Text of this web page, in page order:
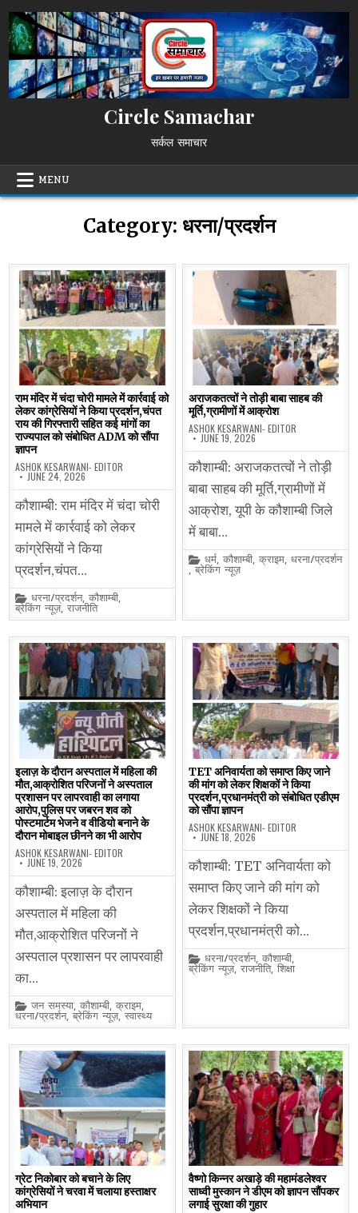
to
content
Circle Samachar
सर्कल समाचार
MENU
Category: धरना/प्रदर्शन
राम मंदिर में चंदा चोरी मामले में कार्रवाई को
लेकर कांग्रेसियों ने किया प्रदर्शन,चंपत
राय की गिरफ्तारी सहित कई मांगों का
राज्यपाल को संबोधित ADM को सौंपा
ज्ञापन
ASHOK KESARWANI- EDITOR
JUNE 24, 2026
कौशाम्बी: राम मंदिर में चंदा चोरी
मामले में कार्रवाई को लेकर
कांग्रेसियों ने किया
प्रदर्शन,चंपत…
Posted
in
धरना/प्रदर्शन,कौशाम्बी,
ब्रेकिंग न्यूज़,राजनीति
अराजकतत्वों ने तोड़ी बाबा साहब की
मूर्ति,ग्रामीणों में आक्रोश
ASHOK KESARWANI- EDITOR
JUNE 19, 2026
कौशाम्बी: अराजकतत्वों ने तोड़ी
बाबा साहब की मूर्ति,ग्रामीणों में
आक्रोश, यूपी के कौशाम्बी जिले
में बाबा…
Posted
in
धर्म,कौशाम्बी,क्राइम,धरना/प्रदर्शन
,ब्रेकिंग न्यूज़
इलाज़ के दौरान अस्पताल में महिला की
मौत,आक्रोशित परिजनों ने अस्पताल
प्रशासन पर लापरवाही का लगाया
आरोप,पुलिस पर जबरन शव को
पोस्टमार्टम भेजने व वीडियो बनाने के
दौरान मोबाइल छीनने का भी आरोप
ASHOK KESARWANI- EDITOR
JUNE 19, 2026
कौशाम्बी: इलाज़ के दौरान
अस्पताल में महिला की
मौत,आक्रोशित परिजनों ने
अस्पताल प्रशासन पर लापरवाही
का…
Posted
in
जन समस्या,कौशाम्बी,क्राइम,
धरना/प्रदर्शन,ब्रेकिंग न्यूज़,स्वास्थ्य
TET अनिवार्यता को समाप्त किए जाने
की मांग को लेकर शिक्षकों ने किया
प्रदर्शन,प्रधानमंत्री को संबोधित एडीएम
को सौंपा ज्ञापन
ASHOK KESARWANI- EDITOR
JUNE 18, 2026
कौशाम्बी: TET अनिवार्यता को
समाप्त किए जाने की मांग को
लेकर शिक्षकों ने किया
प्रदर्शन,प्रधानमंत्री को…
Posted
in
धरना/प्रदर्शन,कौशाम्बी,
ब्रेकिंग न्यूज़,राजनीति,शिक्षा
ग्रेट निकोबार को बचाने के लिए
कांग्रेसियों ने चरवा में चलाया हस्ताक्षर
अभियान
वैष्णो किन्नर अखाड़े की महामंडलेश्वर
साध्वी मुस्कान ने डीएम को ज्ञापन सौंपकर
लगाई सुरक्षा की गुहार